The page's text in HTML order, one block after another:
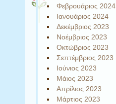
Φεβρουάριος 2024
Ιανουάριος 2024
Δεκέμβριος 2023
Νοέμβριος 2023
Οκτώβριος 2023
Σεπτέμβριος 2023
Ιούνιος 2023
Μάιος 2023
Απρίλιος 2023
Μάρτιος 2023